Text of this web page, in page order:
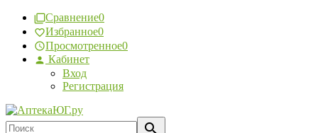
Сравнение0
Избранное0
Просмотренное0
Кабинет
Вход
Регистрация